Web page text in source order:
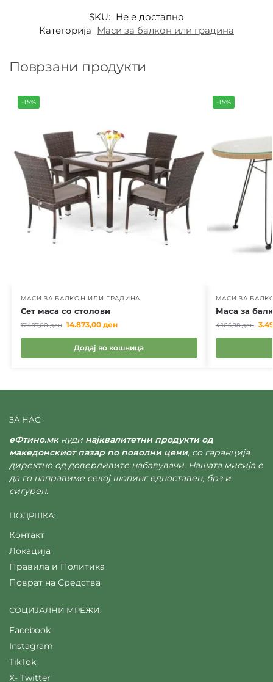
SKU: Не е достапно
Категорија Маси за балкон или градина
Поврзани продукти
-15%
МАСИ ЗА БАЛКОН ИЛИ ГРАДИНА
Сет маса со столови
17.497,00ден 14.873,00 ден
Додај во кошница
-15%
МАСИ ЗА
Маса за
4.105,98ден
ЗА НАС:
еФтино.мкнуди најквалитетни продукти од
македонскиот пазар по поволни цени, со гаранција
директно од доверливите набавувачи. Нашата мисија е
да го направиме секој шопинг едноставен, брз и
сигурен.
ПОДРШКА:
Контакт
Локација
Правила и Политика
Поврат на Средства
СОЦИЈАЛНИ МРЕЖИ:
Facebook
Instagram
TikTok
X- Twitter